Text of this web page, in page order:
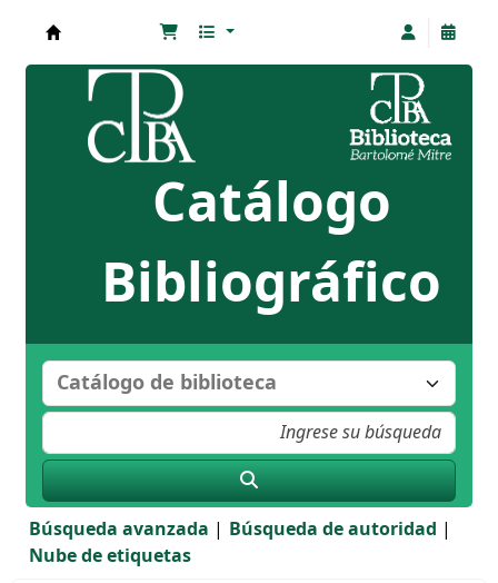
Biblioteca Bartolomé Mitre
Catálogo
Bibliográfico
Búsqueda avanzada
Búsqueda de autoridad
Nube de etiquetas